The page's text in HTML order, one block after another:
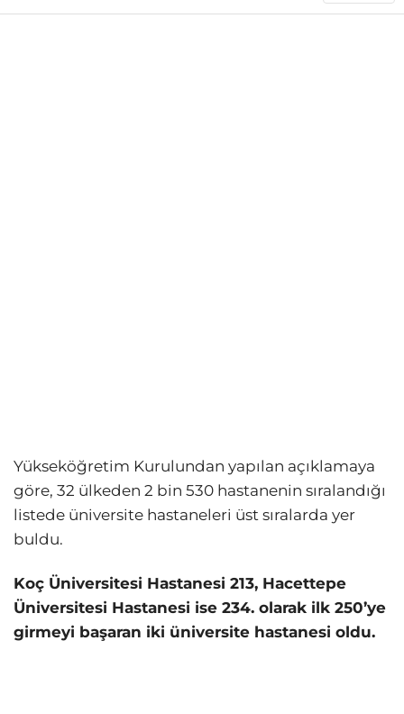
Yükseköğretim Kurulundan yapılan açıklamaya
göre, 32 ülkeden 2 bin 530 hastanenin sıralandığı
listede üniversite hastaneleri üst sıralarda yer
buldu.
Koç Üniversitesi Hastanesi 213, Hacettepe
Üniversitesi Hastanesi ise 234. olarak ilk 250’ye
girmeyi başaran iki üniversite hastanesi oldu.